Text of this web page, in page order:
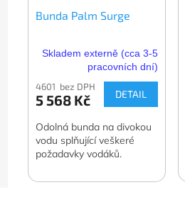
Bunda Palm Surge
Skladem externě (cca 3-5
pracovních dní)
4601 bez DPH
5 568 Kč DETAIL
Odolná bunda na divokou
vodu splňující veškeré
požadavky vodáků.